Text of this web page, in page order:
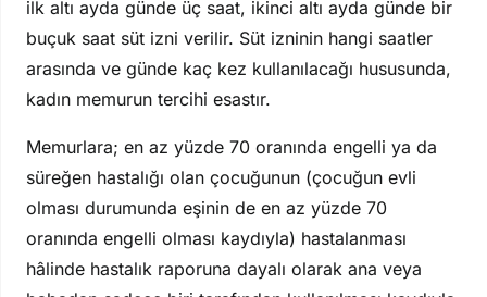
ilk altı ayda günde üç saat, ikinci altı ayda günde bir
buçuk saat süt izni verilir. Süt izninin hangi saatler
arasında ve günde kaç kez kullanılacağı hususunda,
kadın memurun tercihi esastır.
Memurlara; en az yüzde 70 oranında engelli ya da
süreğen hastalığı olan çocuğunun (çocuğun evli
olması durumunda eşinin de en az yüzde 70
oranında engelli olması kaydıyla) hastalanması
hâlinde hastalık raporuna dayalı olarak ana veya